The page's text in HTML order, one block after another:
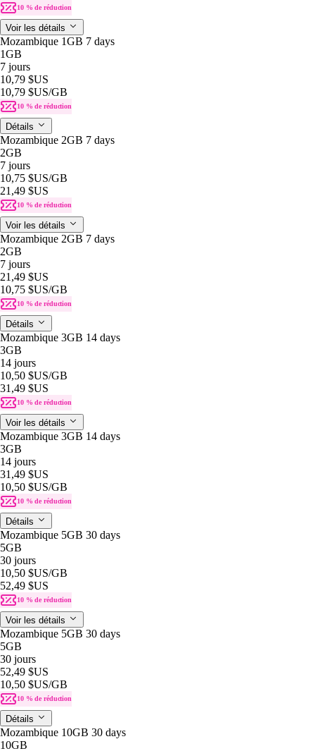
10 % de réduction
Voir les détails
Mozambique 1GB 7 days
1GB
7 jours
10,79 $US
10,79 $US/GB
10 % de réduction
Détails
Mozambique 2GB 7 days
2GB
7 jours
10,75 $US/GB
21,49 $US
10 % de réduction
Voir les détails
Mozambique 2GB 7 days
2GB
7 jours
21,49 $US
10,75 $US/GB
10 % de réduction
Détails
Mozambique 3GB 14 days
3GB
14 jours
10,50 $US/GB
31,49 $US
10 % de réduction
Voir les détails
Mozambique 3GB 14 days
3GB
14 jours
31,49 $US
10,50 $US/GB
10 % de réduction
Détails
Mozambique 5GB 30 days
5GB
30 jours
10,50 $US/GB
52,49 $US
10 % de réduction
Voir les détails
Mozambique 5GB 30 days
5GB
30 jours
52,49 $US
10,50 $US/GB
10 % de réduction
Détails
Mozambique 10GB 30 days
10GB